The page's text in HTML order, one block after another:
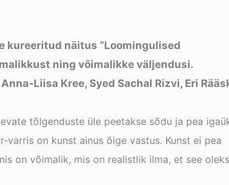
kureeritud näitus “Loomingulised
ning võimalikke väljendusi.
Liisa Kree, Syed Sachal Rizvi, Eri
tõlgenduste üle peetakse sõdu ja pea
on kunst ainus õige vastus. Kunst ei pea
on võimalik, mis on realistlik ilma, et see oleks